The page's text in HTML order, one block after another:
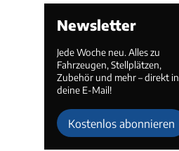
Newsletter
Jede Woche neu. Alles zu
Fahrzeugen, Stellplätzen,
Zubehör und mehr – direkt in
deine E-Mail!
Kostenlos abonnieren